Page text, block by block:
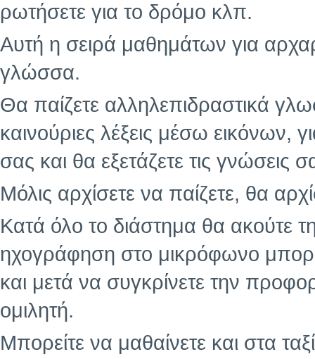
ρωτήσετε για το δρόμο κλπ.
Αυτή η σειρά μαθημάτων για
γλώσσα.
Θα παίζετε αλληλεπιδραστικά
καινούριες λέξεις μέσω εικόνων,
σας και θα εξετάζετε τις γνώσεις
Μόλις αρχίσετε να παίζετε, θα
Κατά όλο το διάστημα θα ακούτε
ηχογράφηση στο μικρόφωνο
και μετά να συγκρίνετε την
ομιλητή.
Μπορείτε να μαθαίνετε και στα